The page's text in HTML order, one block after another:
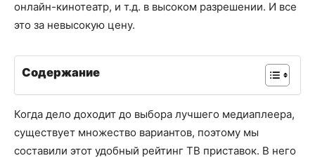
онлайн-кинотеатр, и т.д. в высоком разрешении. И все
это за невысокую цену.
Содержание
Когда дело доходит до выбора лучшего медиаплеера,
существует множество вариантов, поэтому мы
составили этот удобный рейтинг ТВ приставок. В него